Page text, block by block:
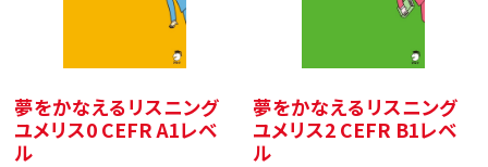
夢をかなえるリスニング
ユメリス0 CEFR A1レベ
ル
夢をかなえるリスニング
ユメリス2 CEFR B1レベ
ル